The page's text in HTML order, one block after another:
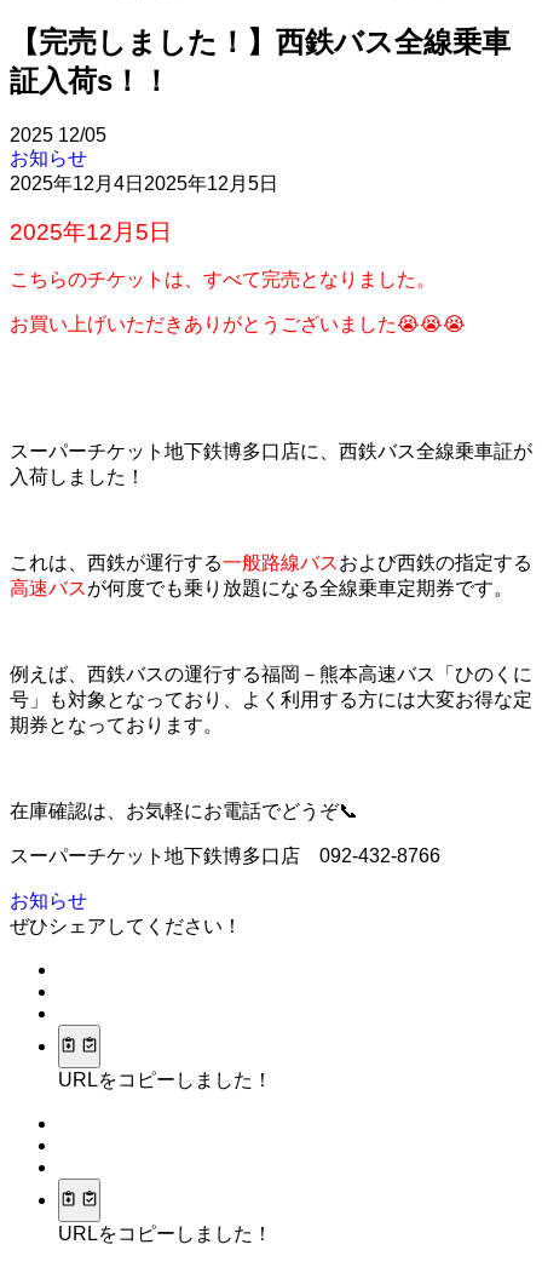
【完売しました！】西鉄バス全線乗車
証入荷s！！
2025 12/05
お知らせ
2025年12月4日 2025年12月5日
2025年12月5日
こちらのチケットは、すべて完売となりました。
お買い上げいただきありがとうございました😭😭😭
スーパーチケット地下鉄博多口店に、西鉄バス全線乗車証が
入荷しました！
これは、西鉄が運行する一般路線バスおよび西鉄の指定する
高速バスが何度でも乗り放題になる全線乗車定期券です。
例えば、西鉄バスの運行する福岡－熊本高速バス「ひのくに
号」も対象となっており、よく利用する方には大変お得な定
期券となっております。
在庫確認は、お気軽にお電話でどうぞ📞
スーパーチケット地下鉄博多口店 092-432-8766
お知らせ
ぜひシェアしてください！
URLをコピーしました！
URLをコピーしました！